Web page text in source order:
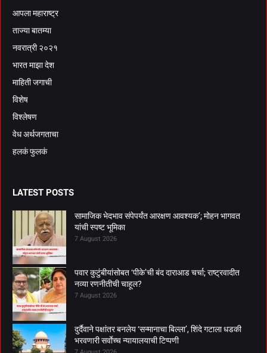
आपला महाराष्ट्र
ताज्या बातम्या
नवरात्री २०२१
भारत माझा देश
माहिती जगाची
विशेष
विश्लेषण
वेध अर्थजगताचा
हलकं फुलकं
LATEST POSTS
सामाजिक भेदभाव संपेपर्यंत आरक्षण आवश्यक’; मोहन भागवत
यांची स्पष्ट भूमिका
7 August 2026
पवार कुटुंबीयांसोबत ‘पीके’ची बंद दाराआड चर्चा; राष्ट्रवादीत
नव्या रणनीतीची चाहूल?
7 August 2026
दुर्दैवाने पक्षांतर बनलेय ‘सन्मानाचा बिल्ला’, शिंदे गटाला धडकी
भरवणारी सर्वाेच्च न्यायालयाची टिप्पणी